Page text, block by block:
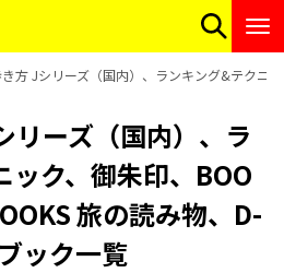
方 Jシリーズ（国内）、ランキング&テクニ
リーズ（国内）、ラ
ック、御朱印、BOO
旅の読み物、D-
ック一覧